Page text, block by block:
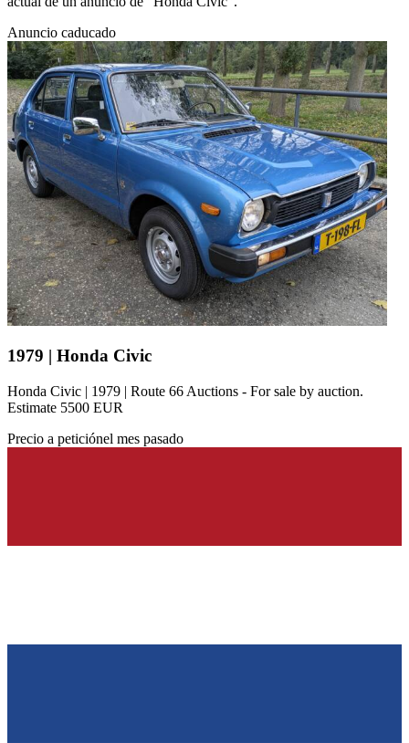
Anuncio caducado
1979 | Honda Civic
Honda Civic | 1979 | Route 66 Auctions - For sale by auction.
Estimate 5500 EUR
Precio a peticiónel mes pasado